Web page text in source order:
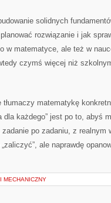
solidnych
rozwiązanie i jak
w matematyce, ale też w
czymś więcej niż
matematykę
każdego” jest po to, abyś
po zadaniu, z realnym
ale naprawdę
MECHANICZNY